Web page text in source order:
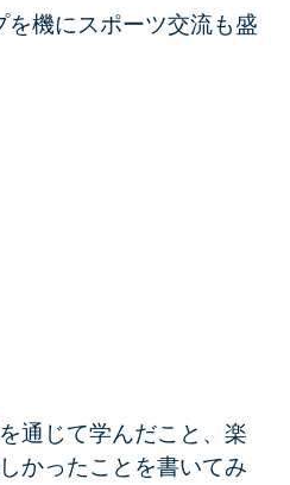
を機にスポーツ交流も盛
通じて学んだこと、楽
かったことを書いてみ